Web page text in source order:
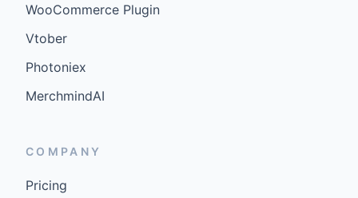
WooCommerce Plugin
Vtober
Photoniex
MerchmindAI
COMPANY
Pricing